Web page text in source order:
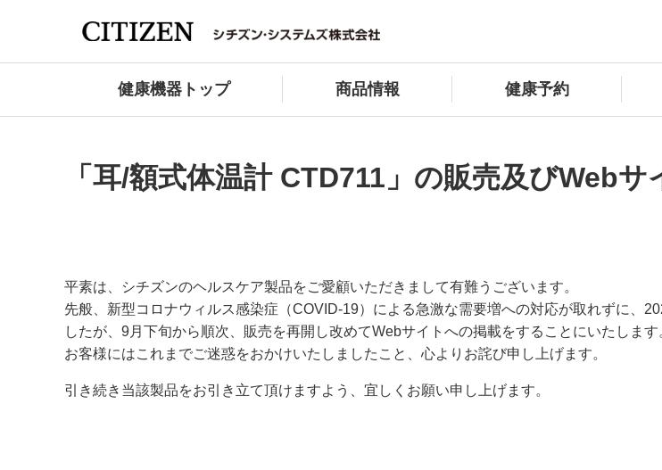
健康機器トップ 商品情報 健康予約
「耳/額式体温計 CTD711」の販売及びWeb
平素は、シチズンのヘルスケア製品をご愛顧いただきまして有難うございます。
先般、新型コロナウィルス感染症（COVID-19）による急激な需要増への対応が取れずに、
したが、9月下旬から順次、販売を再開し改めてWebサイトへの掲載をすることにいたします
お客様にはこれまでご迷惑をおかけいたしましたこと、心よりお詫び申し上げます。
引き続き当該製品をお引き立て頂けますよう、宜しくお願い申し上げます。